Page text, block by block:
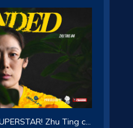
PANTERE ANCORA ZHUPERSTAR! Zhu Ting confermata per la stagione 2026-27